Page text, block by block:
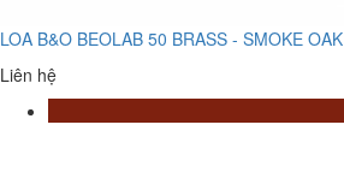
LOA B&O BEOLAB 50 BRASS - SMOKE OAK
Liên hệ